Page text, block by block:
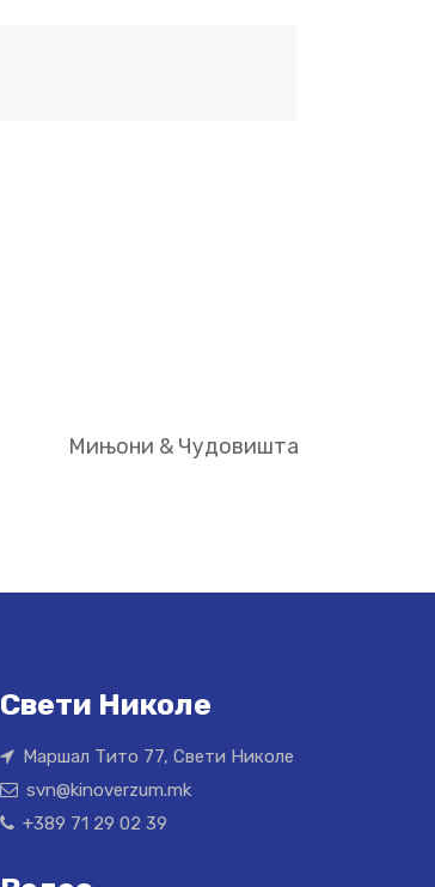
Мињони & Чудовишта
Свети Николе
Маршал Тито 77, Свети Николе
svn@kinoverzum.mk
+389 71 29 02 39